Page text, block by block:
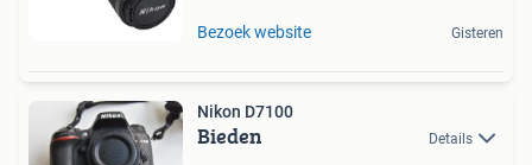
Bezoek website Gisteren
Nikon D7100
Bieden Details